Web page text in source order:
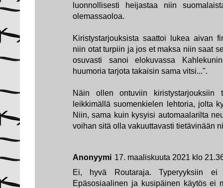
luonnollisesti heijastaa niin
olemassaoloa.
Kiristystarjouksista saattoi lukea aivan
niin otat turpiin ja jos et maksa niin saat
osuvasti sanoi elokuvassa
huumoria tarjota takaisin sama vitsi...".
Näin ollen ontuviin kiristystarjouksiin
leikkimällä suomenkielen lehtoria, jolta
Niin, sama kuin kysyisi automaalarilta
voihan sitä olla vakuuttavasti tietävinään
Anonyymi 17. maaliskuuta 2021 klo
Ei, hyvä Routaraja. Typeryyksiin ei
Epäsosiaalinen ja kusipäinen käytös ei